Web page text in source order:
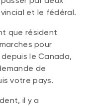
et le fédéral.
que résident
pour
le Canada,
de
votre pays.
il y a